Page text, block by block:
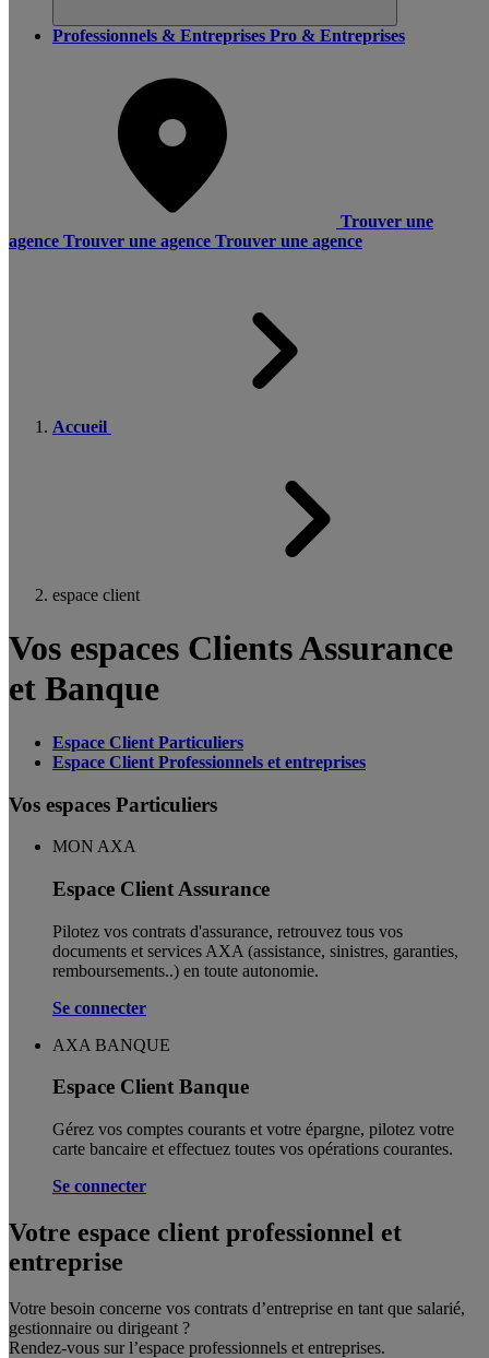
Professionnels & Entreprises Pro & Entreprises
Trouver une
agence Trouver une agence Trouver une agence
Accueil
espace client
Vos espaces Clients Assurance
et Banque
Espace Client Particuliers
Espace Client Professionnels et entreprises
Vos espaces Particuliers
MON AXA
Espace Client Assurance
Pilotez vos contrats d'assurance, retrouvez tous vos
documents et services AXA (assistance, sinistres, garanties,
remboursements..) en toute autonomie. ​
Se connecter
AXA BANQUE
Espace Client Banque
Gérez vos comptes courants et votre épargne, pilotez votre
carte bancaire et effectuez toutes vos opérations courantes.
Se connecter
Votre espace client professionnel et
entreprise
Votre besoin concerne vos contrats d’entreprise en tant que salarié,
gestionnaire ou dirigeant ?
Rendez-vous sur l’espace professionnels et entreprises.